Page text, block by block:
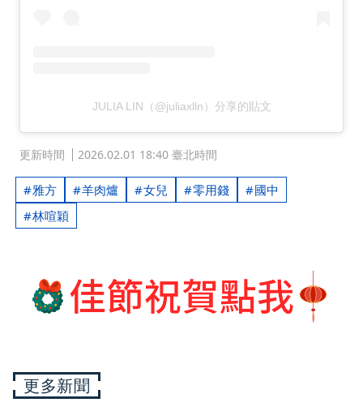
JULIA LIN（@juliaxlln）分享的貼文
更新時間 2026.02.01 18:40 臺北時間
雅方 羊肉爐 女兒 零用錢
國中
林喧穎
更多新聞